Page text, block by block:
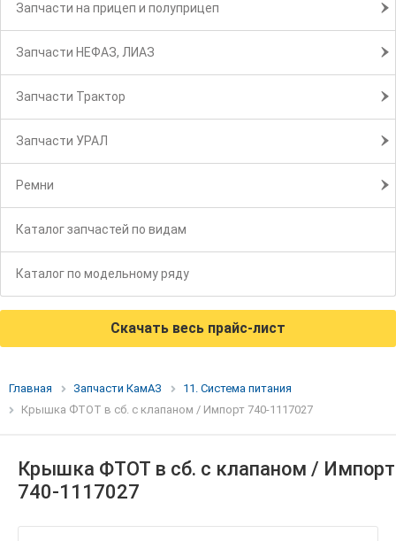
Запчасти на прицеп и полуприцеп
Запчасти НЕФАЗ, ЛИАЗ
Запчасти Трактор
Запчасти УРАЛ
Ремни
Каталог запчастей по видам
Каталог по модельному ряду
Скачать весь прайс-лист
Главная Запчасти КамАЗ
11. Система питания
Крышка ФТОТ в сб. с клапаном / Импорт 740-1117027
Крышка ФТОТ в сб. с клапаном / Импорт
740-1117027